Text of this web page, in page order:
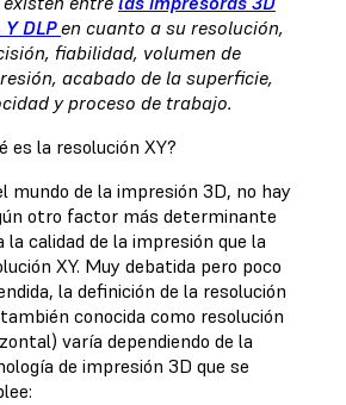
Y DLPen cuanto a su resolución,
fiabilidad, volumen de
acabado de la superficie,
y proceso de trabajo.
es la resolución XY?
mundo de la impresión 3D, no hay
otro factor más determinante
la calidad de la impresión que la
XY. Muy debatida pero poco
la definición de la resolución
conocida como resolución
varía dependiendo de la
de impresión 3D que se